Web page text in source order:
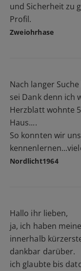
und Sicherheit zu
Profil.
Zweiohrhase
Nach langer
sei Dank denn ich
Herzblatt wohnte
Haus....
So konnten wir
Nordlicht1964
Hallo ihr lieben,
ja, ich haben
innerhalb
dankbar darüber.
ich glaubte bis